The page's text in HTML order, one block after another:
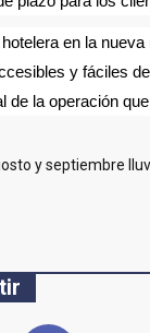
en la
y fáciles
de la operación
y septiembre